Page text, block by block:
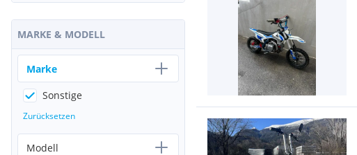
MARKE & MODELL
Marke
Sonstige
Zurücksetzen
Modell